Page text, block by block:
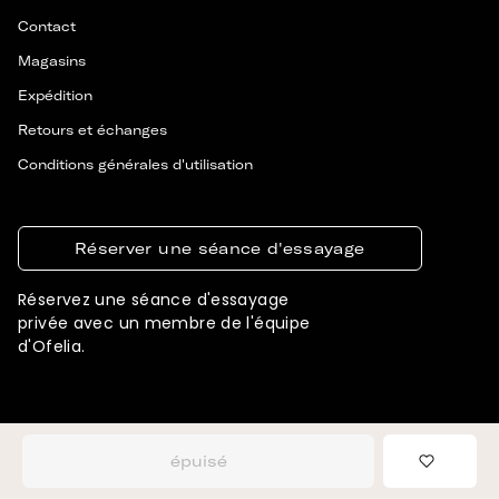
épuisé
Contact
Magasins
Expédition
Retours et échanges
Conditions générales d'utilisation
Réserver une séance d'essayage
Réservez une séance d'essayage
privée avec un membre de l'équipe
d'Ofelia.
CONÇU ET DÉVELOPPÉ PAR SIGNIFLY